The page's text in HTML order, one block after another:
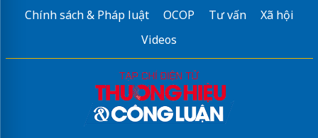
Chính sách & Pháp luật
OCOP Tư vấn
Xã hội
Videos